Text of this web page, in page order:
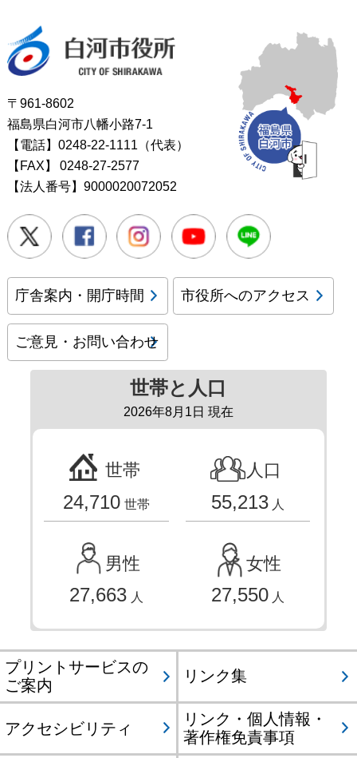
〒961-8602
福島県白河市八幡小路7-1
【電話】0248-22-1111（代表）
【FAX】
0248-27-2577
【法人番号】9000020072052
Twitter FacebookInstagramYoutube
庁舎案内・開庁時間 市役所へのアクセス
ご意見・お問い合わせ
世帯と人口
2026年8月1日 現在
世帯
24,710 世帯
人口
55,213 人
男性
27,663 人
女性
27,550 人
プリントサービスの
ご案内
リンク集
アクセシビリティ
リンク・個人情報・
著作権免責事項